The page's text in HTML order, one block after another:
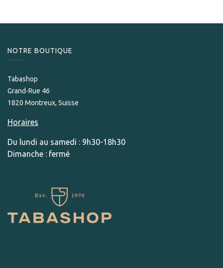
NOTRE BOUTIQUE
Tabashop
Grand-Rue 46
1820 Montreux, Suisse
Horaires
Du lundi au samedi : 9h30-18h30
Dimanche : fermé